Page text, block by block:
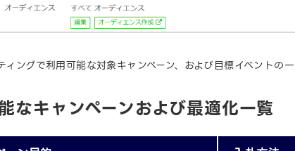
ィングで利用可能な対象キャンペーン、および目標イベントの
なキャンペーンおよび最適化一覧